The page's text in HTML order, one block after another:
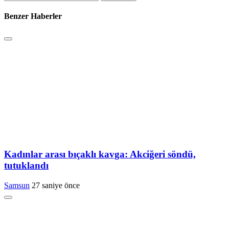
Benzer Haberler
Kadınlar arası bıçaklı kavga: Akciğeri söndü,
tutuklandı
Samsun 27 saniye önce